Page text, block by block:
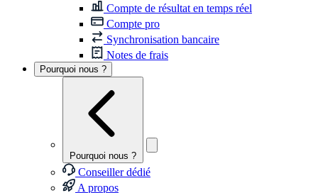
Compte de résultat en temps réel
Compte pro
Synchronisation bancaire
Notes de frais
Pourquoi nous ?
Pourquoi nous ?
Conseiller dédié
A propos